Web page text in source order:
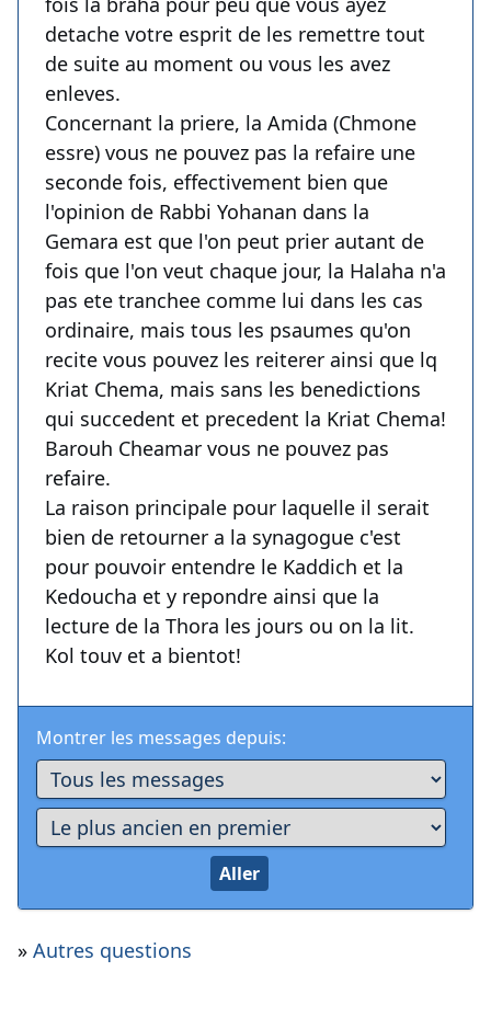
detache votre esprit de les remettre tout
de suite au moment ou vous les avez
enleves.
Concernant la priere, la Amida (Chmone
essre) vous ne pouvez pas la refaire une
seconde fois, effectivement bien que
l'opinion de Rabbi Yohanan dans la
Gemara est que l'on peut prier autant de
fois que l'on veut chaque jour, la Halaha n'a
pas ete tranchee comme lui dans les cas
ordinaire, mais tous les psaumes qu'on
recite vous pouvez les reiterer ainsi que lq
Kriat Chema, mais sans les benedictions
qui succedent et precedent la Kriat Chema!
Barouh Cheamar vous ne pouvez pas
refaire.
La raison principale pour laquelle il serait
bien de retourner a la synagogue c'est
pour pouvoir entendre le Kaddich et la
Kedoucha et y repondre ainsi que la
lecture de la Thora les jours ou on la lit.
Kol touv et a bientot!
Montrer les messages depuis:
» Autres questions